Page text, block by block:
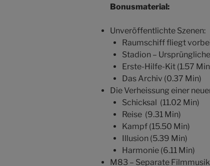
Bonusmaterial:
Unveröffentlichte Szenen:
Raumschiff fliegt
Stadion –
Erste-Hilfe-Kit (1.57
Das Archiv (0.37 Min)
Die Verheissung einer
Schicksal (11.02 Min)
Reise (9.31 Min)
Kampf (15.50 Min)
Illusion (5.39 Min)
Harmonie (6.11 Min)
M83 – Separate Filmmusik